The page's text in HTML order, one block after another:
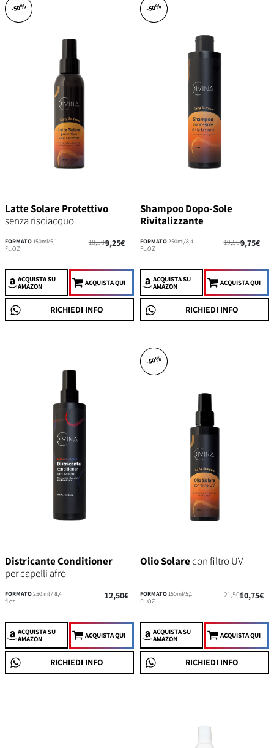
-50%
Latte Solare Protettivo
senza risciacquo
FORMATO150ml/5,1
FL.OZ
18,50€9,25€
ACQUISTASU
AMAZON
ACQUISTA QUI
RICHIEDI INFO
-50%
Shampoo Dopo-Sole
Rivitalizzante
FORMATO250ml/8,4
FL.OZ
19,50€9,75€
ACQUISTASU
AMAZON
ACQUISTA QUI
RICHIEDI INFO
Districante Conditioner
per capelli afro
FORMATO250 ml / 8,4
fl.oz
12,50€
ACQUISTASU
AMAZON
ACQUISTA QUI
RICHIEDI INFO
-50%
Olio Solarecon filtro UV
FORMATO150ml/5,1
FL.OZ
21,50€10,75€
ACQUISTASU
AMAZON
ACQUISTA QUI
RICHIEDI INFO